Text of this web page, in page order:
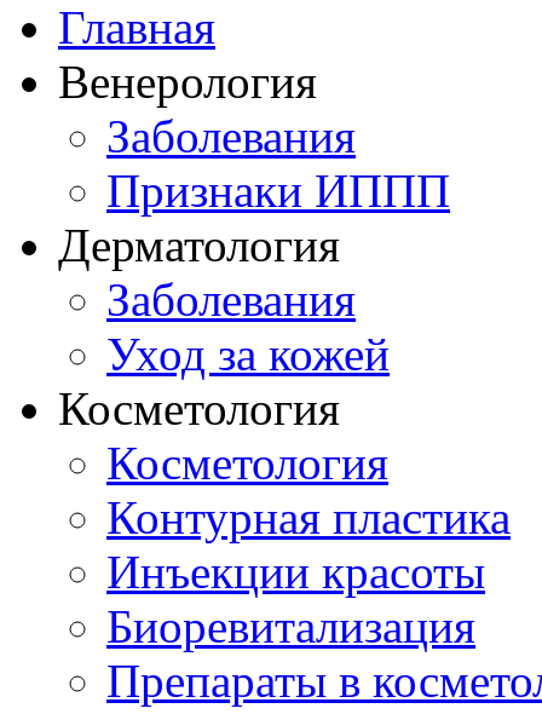
Главная
Венерология
Заболевания
Признаки ИППП
Дерматология
Заболевания
Уход за кожей
Косметология
Косметология
Контурная пластика
Инъекции красоты
Биоревитализация
Препараты в